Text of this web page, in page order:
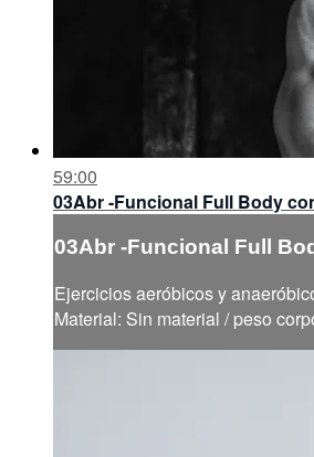
59:00
03Abr -Funcional Full Body
03Abr -Funcional Full
Ejercicios aeróbicos y
Material: Sin material / peso